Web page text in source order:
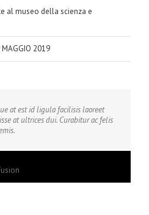
al museo della scienza e
2019
at est id ligula facilisis laoreet
at ultrices dui. Curabitur ac felis